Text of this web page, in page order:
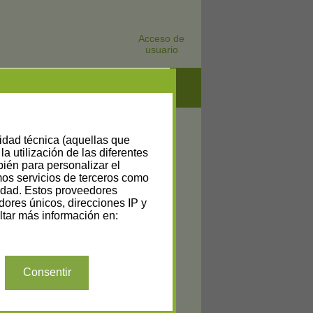
Acceso de
usuario
técnica (aquellas que
utilización de las diferentes
para personalizar el
servicios de terceros como
Estos proveedores
únicos, direcciones IP y
más información en:
Consentir